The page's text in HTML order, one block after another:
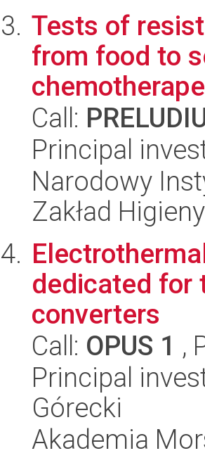
Tests of
from food to
Call:
Principal
Narodowy
Zakład
dedicated for
converters
Call: OPUS 1 ,
Principal
Górecki
Akademia